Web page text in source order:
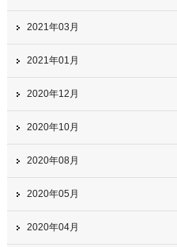
2021年03月
2021年01月
2020年12月
2020年10月
2020年08月
2020年05月
2020年04月